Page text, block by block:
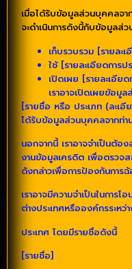
เมื่อได้รับข้อมูลส่วนบุคคลจ
จะดำเนินการดังนี้กับข้อมูลส่
เก็บรวบรวม [รายละ
ใช้ [รายละเอียดการป
เปิดเผย [รายละเอีย
เราอาจเปิดเผยข้อมู
[รายชื่อ หรือ ประเภท (ละเอี
ได้รับข้อมูลส่วนบุคคลจากท่า
นอกจากนี้ เราอาจจำเป็นต้
งานข้อมูลเครดิต เพื่อตรวจ
ดังกล่าวเพื่อการป้องกันการฉ้
เราอาจมีความจำเป็นในกา
ต่างประเทศหรือองค์กรระหว่
ประเทศ โดยมีรายชื่อดังนี้
[รายชื่อ]